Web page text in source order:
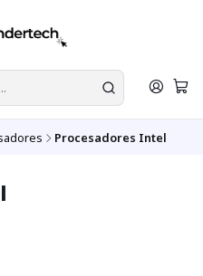
Procesadores Intel